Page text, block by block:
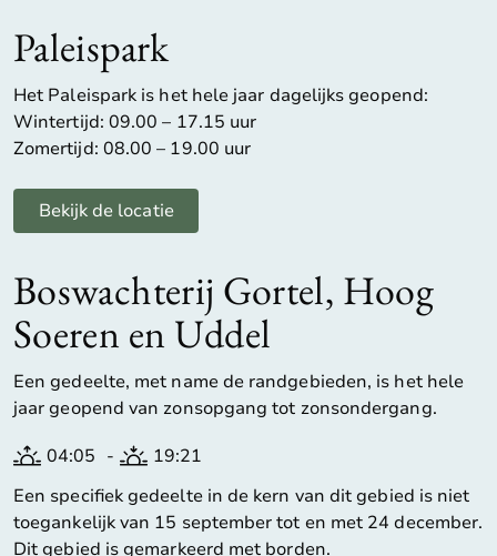
Paleispark
Het Paleispark is het hele jaar dagelijks geopend:
Wintertijd: 09.00 – 17.15 uur
Zomertijd: 08.00 – 19.00 uur
Bekijk de locatie
Boswachterij Gortel, Hoog
Soeren en Uddel
Een gedeelte, met name de randgebieden, is het hele
jaar geopend van zonsopgang tot zonsondergang.
04:05 -
19:21
Een specifiek gedeelte in de kern van dit gebied is niet
toegankelijk van 15 september tot en met 24 december.
Dit gebied is gemarkeerd met borden.